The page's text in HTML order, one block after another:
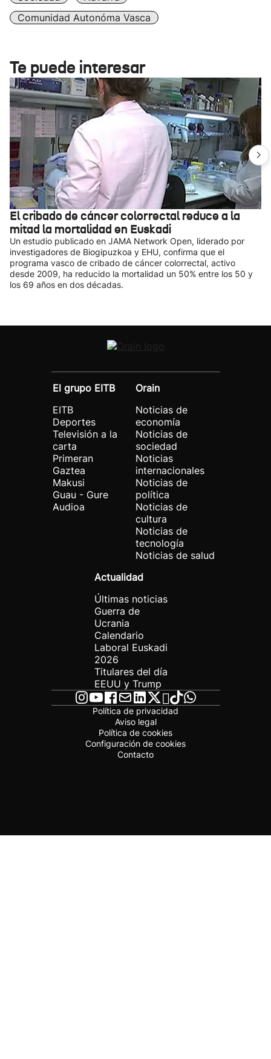
Comunidad Autonóma Vasca
Te puede interesar
El cribado de cáncer colorrectal reduce a la
mitad la mortalidad en Euskadi
Un estudio publicado en JAMA Network Open, liderado por
investigadores de Biogipuzkoa y EHU, confirma que el
programa vasco de cribado de cáncer colorrectal, activo
desde 2009, ha reducido la mortalidad un 50% entre los 50 y
los 69 años en dos décadas.
El grupo EITB
EITB
Deportes
Televisión a la
carta
Primeran
Gaztea
Makusi
Guau - Gure
Audioa
Orain
Noticias de
economía
Noticias de
sociedad
Noticias
internacionales
Noticias de
política
Noticias de
cultura
Noticias de
tecnología
Noticias de salud
Actualidad
Últimas noticias
Guerra de
Ucrania
Calendario
Laboral Euskadi
2026
Titulares del día
EEUU y Trump
Política de privacidad
Aviso legal
Política de cookies
Configuración de cookies
Contacto